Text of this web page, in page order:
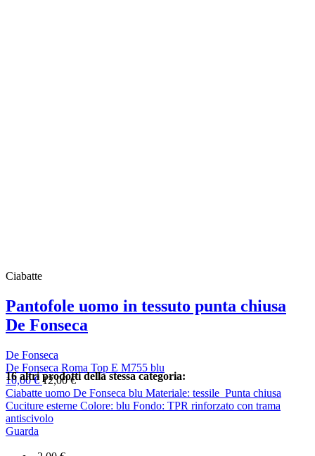
Ciabatte
Pantofole uomo in tessuto punta chiusa
De Fonseca
De Fonseca
De Fonseca Roma Top E M755 blu
10,00 €12,00 €
Ciabatte uomo De Fonseca blu Materiale: tessile Punta chiusa
Cuciture esterne Colore: blu Fondo: TPR rinforzato con trama
antiscivolo
Guarda
16 altri prodotti della stessa categoria: